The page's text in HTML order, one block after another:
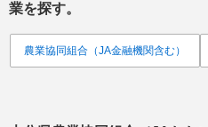
業を探す。
農業協同組合（JA金融機関含む）